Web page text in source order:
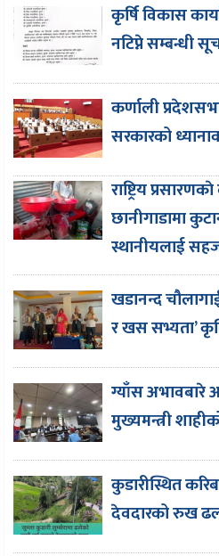
कृर्षि विकास
नटिप्ने सम्बन्धी
कर्णाली
सरकारको
राष्ट्रिय
छानीगाडामा
स्थानीयलाई
खडानन्द
र खस सभ्यता’
ग्याँस अभावबारे
मुख्यमन्त्री
कुडारीस्थित
देवदारको रुख